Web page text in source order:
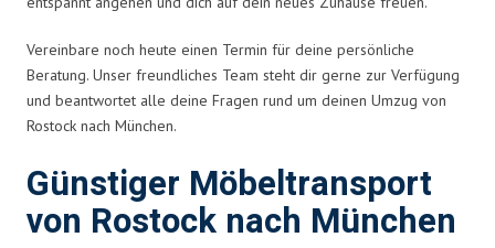
Vereinbare noch heute einen Termin für deine persönliche
Beratung. Unser freundliches Team steht dir gerne zur Verfügung
und beantwortet alle deine Fragen rund um deinen Umzug von
Rostock nach München.
Günstiger Möbeltransport
von Rostock nach München